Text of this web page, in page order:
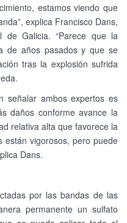
estamos viendo que
explica Francisco Dans,
de Galicia. “Parece que la
de años pasados y que se
tras la explosión sufrida
señalar ambos expertos es
daños conforme avance la
relativa alta que favorece la
están vigorosos, pero puede
Dans.
por las bandas de las
permanente un sulfato